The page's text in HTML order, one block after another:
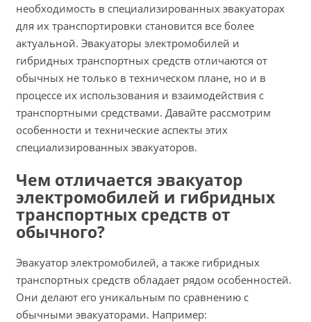
необходимость в специализированных эвакуаторах
для их транспортировки становится все более
актуальной. Эвакуаторы электромобилей и
гибридных транспортных средств отличаются от
обычных не только в техническом плане, но и в
процессе их использования и взаимодействия с
транспортными средствами. Давайте рассмотрим
особенности и технические аспекты этих
специализированных эвакуаторов.
Чем отличается эвакуатор
электромобилей и гибридных
транспортных средств от
обычного?
Эвакуатор электромобилей, а также гибридных
транспортных средств обладает рядом особенностей.
Они делают его уникальным по сравнению с
обычными эвакуаторами. Например: